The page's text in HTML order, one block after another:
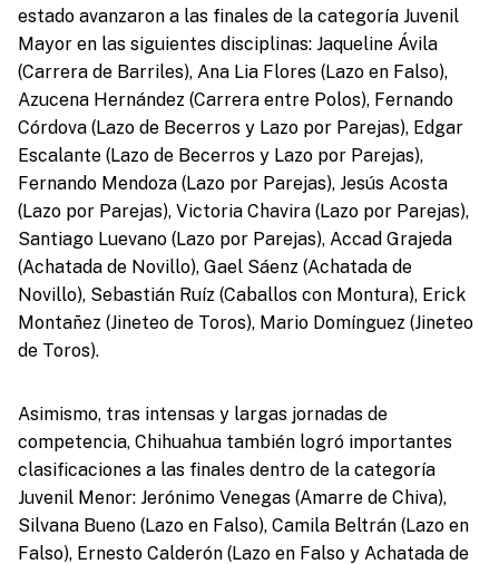
estado avanzaron a las finales de la categoría Juvenil
Mayor en las siguientes disciplinas: Jaqueline Ávila
(Carrera de Barriles), Ana Lia Flores (Lazo en Falso),
Azucena Hernández (Carrera entre Polos), Fernando
Córdova (Lazo de Becerros y Lazo por Parejas), Edgar
Escalante (Lazo de Becerros y Lazo por Parejas),
Fernando Mendoza (Lazo por Parejas), Jesús Acosta
(Lazo por Parejas), Victoria Chavira (Lazo por Parejas),
Santiago Luevano (Lazo por Parejas), Accad Grajeda
(Achatada de Novillo), Gael Sáenz (Achatada de
Novillo), Sebastián Ruíz (Caballos con Montura), Erick
Montañez (Jineteo de Toros), Mario Domínguez (Jineteo
de Toros).
Asimismo, tras intensas y largas jornadas de
competencia, Chihuahua también logró importantes
clasificaciones a las finales dentro de la categoría
Juvenil Menor: Jerónimo Venegas (Amarre de Chiva),
Silvana Bueno (Lazo en Falso), Camila Beltrán (Lazo en
Falso), Ernesto Calderón (Lazo en Falso y Achatada de